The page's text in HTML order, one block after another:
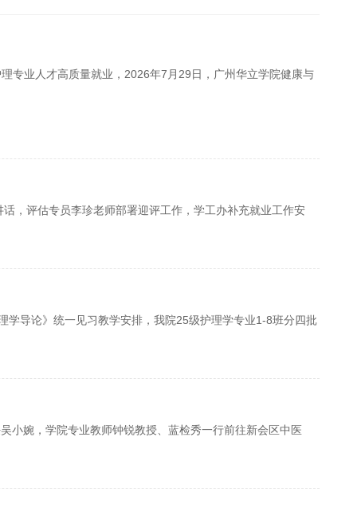
专业人才高质量就业，2026年7月29日，广州华立学院健康与
，评估专员李珍老师部署迎评工作，学工办补充就业工作安
学导论》统一见习教学安排，我院25级护理学专业1-8班分四批
小婉，学院专业教师钟锐教授、蓝检秀一行前往新会区中医